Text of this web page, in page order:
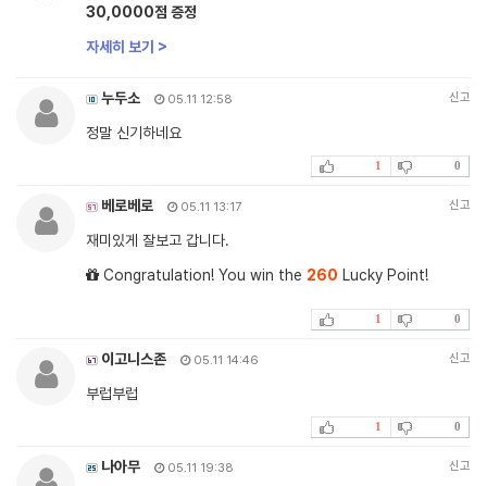
30,0000점 증정
자세히 보기 >
누두소 05.11 12:58 신고
정말 신기하네요
1 0
베로베로 05.11 13:17 신고
재미있게 잘보고 갑니다.
Congratulation! You win the 260 Lucky Point!
1 0
이고니스존 05.11 14:46 신고
부럽부럽
1 0
나아무 05.11 19:38 신고